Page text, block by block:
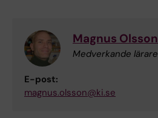
Magnus Olsson
Medverkande lärare
E-post:
magnus.olsson@ki.se